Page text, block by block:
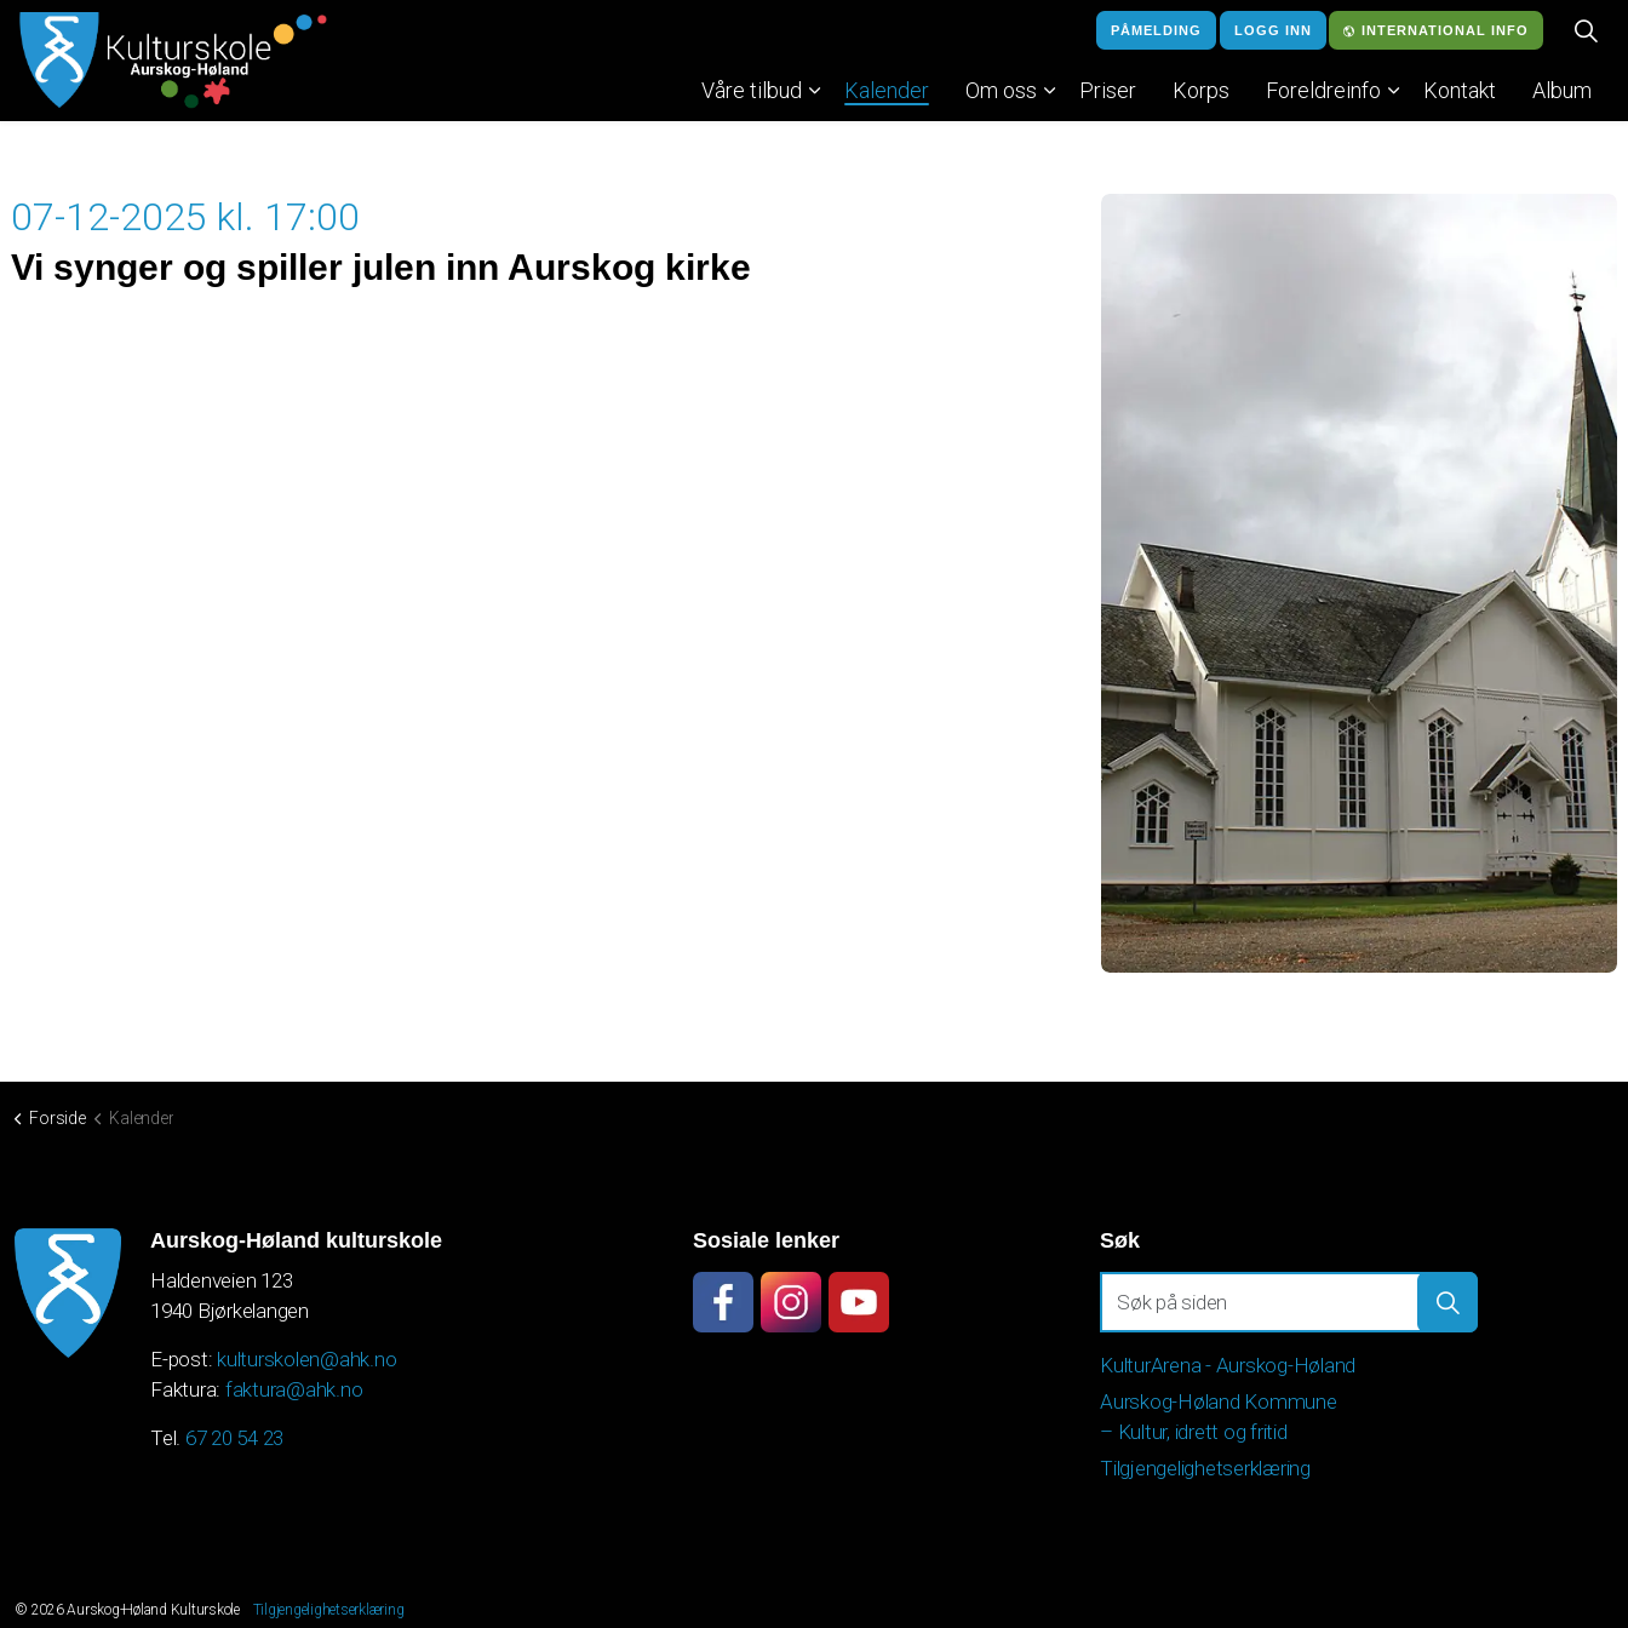
Våre tilbud Kalender Om oss Priser Korps Foreldreinfo Kontakt Album
PÅMELDING LOGG INN INTERNATIONAL INFO
07-12-2025 kl. 17:00
Vi synger og spiller julen inn Aurskog kirke
Forside Kalender
Aurskog-Høland kulturskole
Haldenveien 123
1940 Bjørkelangen
E-post: kulturskolen@ahk.no
Faktura: faktura@ahk.no
Tel. 67 20 54 23
Sosiale lenker Søk
KulturArena - Aurskog-Høland
Aurskog-Høland Kommune
– Kultur, idrett og fritid
Tilgjengelighetserklæring
© 2026 Aurskog-Høland Kulturskole Tilgjengelighetserklæring